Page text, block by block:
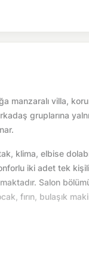
manzaralı villa,
gruplarına
klima, elbise
iki adet tek
Salon
fırın, bulaşık
Bu çalışma